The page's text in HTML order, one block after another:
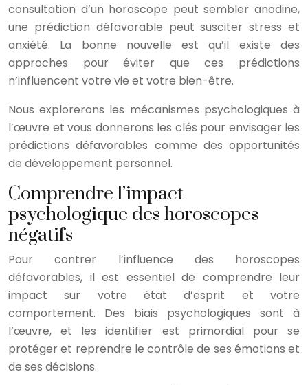
consultation d’un horoscope peut sembler anodine,
une prédiction défavorable peut susciter stress et
anxiété. La bonne nouvelle est qu’il existe des
approches pour éviter que ces prédictions
n’influencent votre vie et votre bien-être.
Nous explorerons les mécanismes psychologiques à
l’œuvre et vous donnerons les clés pour envisager les
prédictions défavorables comme des opportunités
de développement personnel.
Comprendre l’impact
psychologique des horoscopes
négatifs
Pour contrer l’influence des horoscopes
défavorables, il est essentiel de comprendre leur
impact sur votre état d’esprit et votre
comportement. Des biais psychologiques sont à
l’œuvre, et les identifier est primordial pour se
protéger et reprendre le contrôle de ses émotions et
de ses décisions.